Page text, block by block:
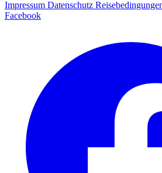
Impressum Datenschutz
Facebook